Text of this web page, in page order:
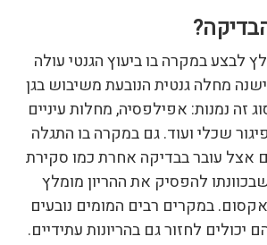
לבצע במקרה בו ביעוץ הגנטי עולה
מחלה גנטית הנובעת משיבוש בגן
זה נמנות: אפילפסיה, מחלות עיניים
שכלי ועוד. גם במקרה בו התגלה
אצל עובר בבדיקה אחרת כמו סקירת
להפסיק את ההריון מומלץ
במקרים רבים המומים נובעים
יכולים לחזור גם בהריונות עתידיים.